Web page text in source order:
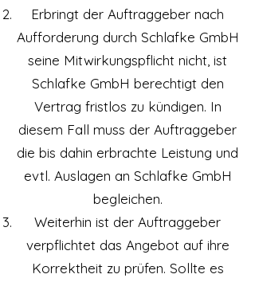
Erbringt der Auftraggeber nach
Aufforderung durch Schlafke GmbH
seine Mitwirkungspflicht nicht, ist
Schlafke GmbH berechtigt den
Vertrag fristlos zu kündigen. In
diesem Fall muss der Auftraggeber
die bis dahin erbrachte Leistung und
evtl. Auslagen an Schlafke GmbH
begleichen.
Weiterhin ist der Auftraggeber
verpflichtet das Angebot auf ihre
Korrektheit zu prüfen. Sollte es